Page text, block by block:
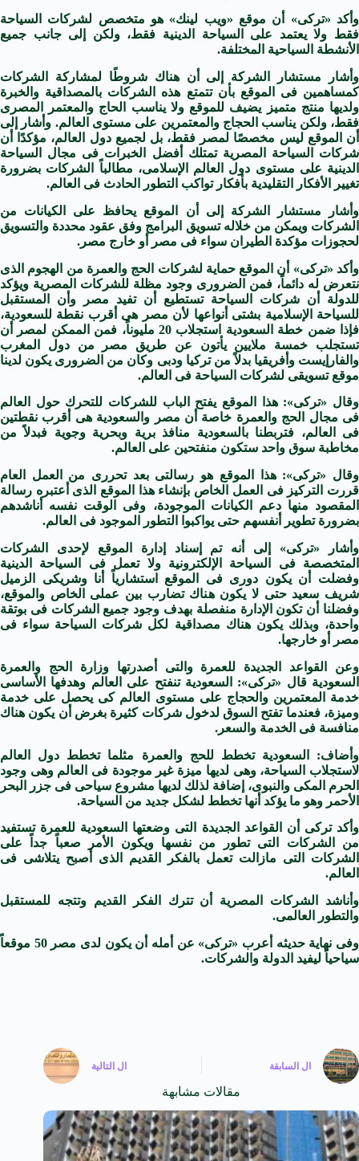
وأكد «تركى» أن موقع «ويب لينك» هو متخصص لشركات السياحة
فقط ولا يعتمد على السياحة الدينية فقط، ولكن إلى جانب جميع
الأنشطة السياحية المختلفة.
وأشار مستشار الشركة إلى أن هناك شروطًا لمشاركة الشركات
كمساهمين فى الموقع بأن تتمتع هذه الشركات بالمصداقية والخبرة
ولديها منتج متميز يضيف للموقع ولا يناسب الحاج والمعتمر المصرى
فقط، ولكن يناسب الحجاج والمعتمرين على مستوى العالم. وأشار إلى
أن الموقع ليس مخصصًا لمصر فقط، بل لجميع دول العالم، مؤكدًا أن
شركات السياحة المصرية تمتلك أفضل الخبرات فى مجال السياحة
الدينية على مستوى دول العالم الإسلامى، مطالباً الشركات بضرورة
تغيير الأفكار التقليدية بأفكار تواكب التطور الحادث فى العالم.
وأشار مستشار الشركة إلى أن الموقع يحافظ على الكيانات من
الشركات ويمكن من خلاله تسويق البرامج وفق عقود محددة والتسويق
لحجوزات مؤكدة الطيران سواء فى مصر أو خارج مصر.
وأكد «تركى» أن الموقع حماية لشركات الحج والعمرة من الهجوم الذى
نتعرض له دائماً، فمن الضرورى وجود مظلة للشركات المصرية ويؤكد
للدولة أن شركات السياحة تستطيع أن تفيد مصر وأن المستقبل
للسياحة الإسلامية بشتى أنواعها لأن مصر هى أقرب نقطة للسعودية،
فإذا ضمن خطة السعودية استجلاب 20 مليوناً، فمن الممكن لمصر أن
تستجلب خمسة ملايين يأتون عن طريق مصر من دول المغرب
والفارإيست وأفريقيا بدلاً من تركيا ودبى وكان من الضرورى يكون لدينا
موقع تسويقى لشركات السياحة فى العالم.
وقال «تركى»: هذا الموقع يفتح الباب للشركات للتحرك حول العالم
فى مجال الحج والعمرة خاصة أن مصر والسعودية هى أقرب نقطتين
فى العالم، فتربطنا بالسعودية منافذ برية وبحرية وجوية فبدلاً من
مخاطبة سوق واحد ستكون منفتحين على العالم.
وقال «تركى»: هذا الموقع هو رسالتى بعد تحررى من العمل العام
قررت التركيز فى العمل الخاص بإنشاء هذا الموقع الذى أعتبره رسالة
المقصود منها دعم الكيانات الموجودة، وفى الوقت نفسه أناشدهم
بضرورة تطوير أنفسهم حتى يواكبوا التطور الموجود فى العالم.
وأشار «تركى» إلى أنه تم إسناد إدارة الموقع لإحدى الشركات
المتخصصة فى السياحة الإلكترونية ولا تعمل فى السياحة الدينية
وفضلت أن يكون دورى فى الموقع استشارياً أنا وشريكى الزميل
شريف سعيد حتى لا يكون هناك تضارب بين عملى الخاص والموقع،
وفضلنا أن تكون الإدارة منفصلة بهدف وجود جميع الشركات فى بوتقة
واحدة، وبذلك يكون هناك مصداقية لكل شركات السياحة سواء فى
مصر أو خارجها.
وعن القواعد الجديدة للعمرة والتى أصدرتها وزارة الحج والعمرة
السعودية قال «تركى»: السعودية تنفتح على العالم وهدفها الأساسى
خدمة المعتمرين والحجاج على مستوى العالم كى يحصل على خدمة
وميزة، فعندما تفتح السوق لدخول شركات كثيرة بغرض أن يكون هناك
منافسة فى الخدمة والسعر.
وأضاف: السعودية تخطط للحج والعمرة مثلما تخطط دول العالم
لاستجلاب السياحة، وهى لديها ميزة غير موجودة فى العالم وهى وجود
الحرم المكى والنبوى، إضافة لذلك لديها مشروع سياحى فى جزر البحر
الأحمر وهو ما يؤكد أنها تخطط لشكل جديد من السياحة.
وأكد تركى أن القواعد الجديدة التى وضعتها السعودية للعمرة تستفيد
من الشركات التى تطور من نفسها ويكون الأمر صعباً جداً على
الشركات التى مازالت تعمل بالفكر القديم الذى أصبح يتلاشى فى
العالم.
وأناشد الشركات المصرية أن تترك الفكر القديم وتتجه للمستقبل
والتطور العالمى.
وفى نهاية حديثه أعرب «تركى» عن أمله أن يكون لدى مصر 50 موقعاً
سياحياً ليفيد الدولة والشركات.
ال السابقة ال التالية
مقالات مشابهة